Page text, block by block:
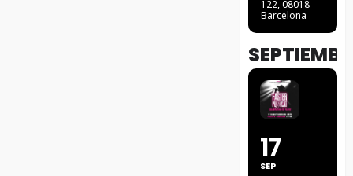
122, 08018
Barcelona
17
SEP